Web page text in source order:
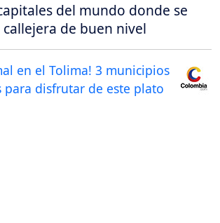
del mundo donde se
de buen nivel